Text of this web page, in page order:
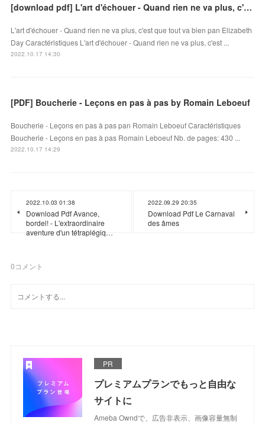
[download pdf] L'art d'échouer - Quand rien ne va plus, c'est que tout va bien
L'art d'échouer - Quand rien ne va plus, c'est que tout va bien pan Elizabeth
Day Caractéristiques L'art d'échouer - Quand rien ne va plus, c'est ...
2022.10.17 14:30
[PDF] Boucherie - Leçons en pas à pas by Romain Leboeuf
Boucherie - Leçons en pas à pas pan Romain Leboeuf Caractéristiques
Boucherie - Leçons en pas à pas Romain Leboeuf Nb. de pages: 430 ...
2022.10.17 14:29
2022.10.03 01:38
Download Pdf Avance,
bordel! - L'extraordinaire
aventure d'un tétraplégiq…
2022.09.29 20:35
Download Pdf Le Carnaval
des âmes
0コメント
PR
プレミアムプランでもっと自由な
サイトに
Ameba Owndで、広告非表示、画像容量無制